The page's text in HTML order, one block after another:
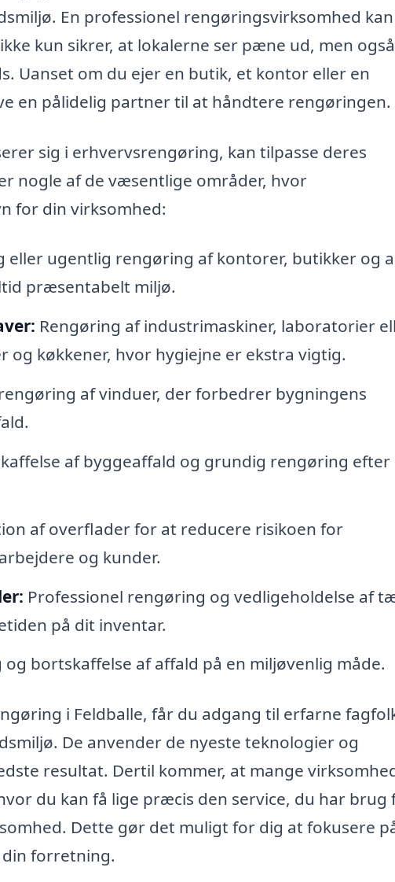
En professionel rengøringsvirksomhed kan
kun sikrer, at lokalerne ser pæne ud, men også
Uanset om du ejer en butik, et kontor eller en
en pålidelig partner til at håndtere rengøringen.
sig i erhvervsrengøring, kan tilpasse deres
nogle af de væsentlige områder, hvor
for din virksomhed:
eller ugentlig rengøring af kontorer, butikker og
præsentabelt miljø.
Rengøring af industrimaskiner, laboratorier
og køkkener, hvor hygiejne er ekstra vigtig.
af vinduer, der forbedrer bygningens
af byggeaffald og grundig rengøring efter
af overflader for at reducere risikoen for
og kunder.
Professionel rengøring og vedligeholdelse af
på dit inventar.
bortskaffelse af affald på en miljøvenlig måde.
i Feldballe, får du adgang til erfarne
De anvender de nyeste teknologier og
resultat. Dertil kommer, at mange
du kan få lige præcis den service, du har brug
Dette gør det muligt for dig at fokusere
forretning.